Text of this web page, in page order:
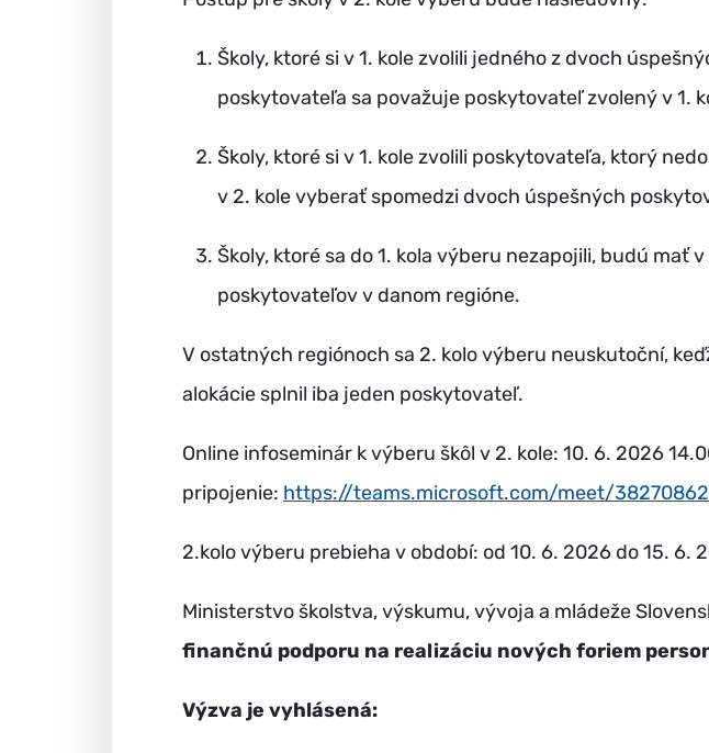
Školy, ktoré si v 1. kole zvolili jedného z dvoch
poskytovateľa sa považuje poskytovateľ zvolený v 1.
Školy, ktoré si v 1. kole zvolili poskytovateľa, ktorý
v 2. kole vyberať spomedzi dvoch úspešných
Školy, ktoré sa do 1. kola výberu nezapojili, budú
poskytovateľov v danom regióne.
V ostatných regiónoch sa 2. kolo výberu neuskutoční,
alokácie splnil iba jeden poskytovateľ.
Online infoseminár k výberu škôl v 2. kole: 10. 6. 2026
pripojenie: https://teams.microsoft.com/meet/
2.kolo výberu prebieha v období: od 10. 6. 2026 do 15. 6.
Ministerstvo školstva, výskumu, vývoja a mládeže
finančnú podporu na realizáciu nových foriem
Výzva je vyhlásená: